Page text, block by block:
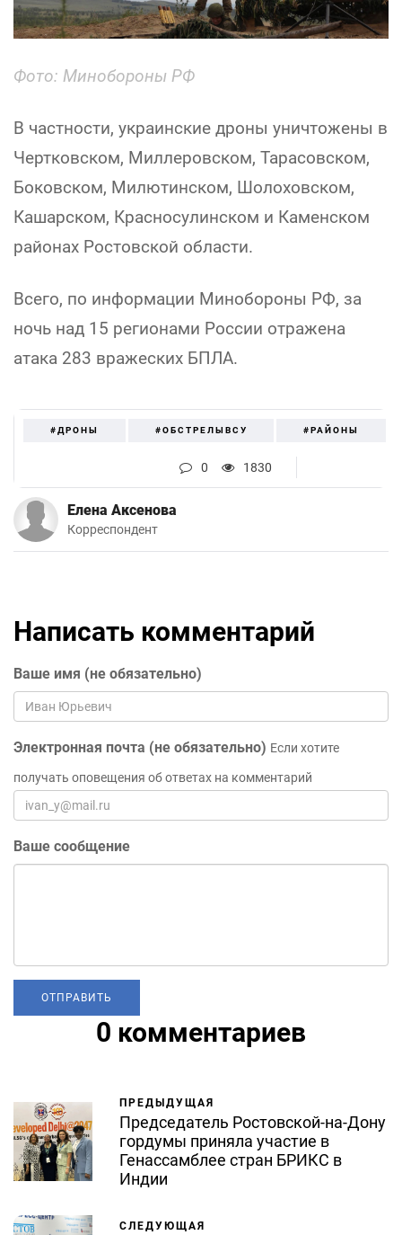
Фото: Минобороны РФ
В частности, украинские дроны уничтожены в
Чертковском, Миллеровском, Тарасовском,
Боковском, Милютинском, Шолоховском,
Кашарском, Красносулинском и Каменском
районах Ростовской области.
Всего, по информации Минобороны РФ, за
ночь над 15 регионами России отражена
атака 283 вражеских БПЛА.
#ДРОНЫ #ОБСТРЕЛЫВСУ #РАЙОНЫ
0 1830
Елена Аксенова
Корреспондент
Написать комментарий
Ваше имя (не обязательно)
Электронная почта (не обязательно) Если хотите
получать оповещения об ответах на комментарий
Ваше сообщение
0 комментариев
ПРЕДЫДУЩАЯ
Председатель Ростовской-на-Дону
гордумы приняла участие в
Генассамблее стран БРИКС в
Индии
СЛЕДУЮЩАЯ